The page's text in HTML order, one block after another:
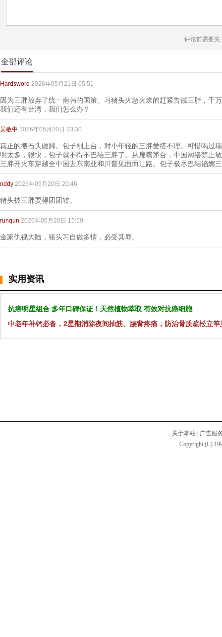
评论前需要先
全部评论
Hardsword 2026年05月21日 05:51
因为三胖放弃了统一南韩的国策。习猪头火急火燎的赶紧告诫三胖，千
我们还有台湾，我们怎么办？
吴敬中 2026年05月20日 23:30
真正的搬石头砸脚。包子刚上台，对小年轻的三胖爱搭不理。可惜喝过
明太多，很快，包子就不得不巴结三胖了。从扁嘴茅台，中国网络禁止
三胖开火车穿越全中国去东南亚和川普见面而让路。包子极尽巴结谄媚
nddy 2026年05月20日 20:46
猪头被三胖耍得团团转。
runqun 2026年05月20日 15:59
金家仇视大陆，猪头习自做多情，必受其辱。
实用资讯
抗癌明星组合 多年口碑保证！天然植物萃取 有效对抗癌细胞
中老年补钙必备，2星期消除夜间抽筋、腰背疼痛，防治骨质疏松立竿
关于本站
广告服
Copyright (C)